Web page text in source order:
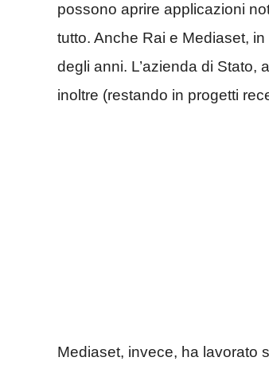
possono aprire applicazioni
tutto. Anche Rai e Mediaset,
degli anni. L’azienda di Stato,
inoltre (restando in progetti
Mediaset, invece, ha lavorato